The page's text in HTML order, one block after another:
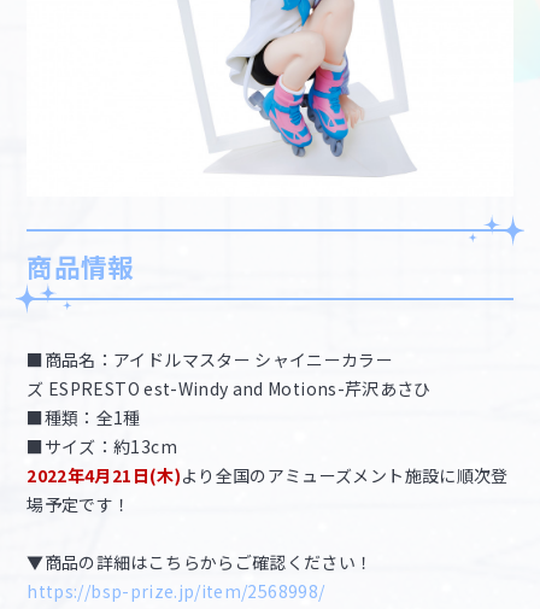
商品情報
■商品名：アイドルマスター シャイニーカラー
ズ ESPRESTO est-Windy and Motions-芹沢あさひ
■種類：全1種
■サイズ：約13cm
2022年4月21日(木)より全国のアミューズメント施設に順次登
場予定です！
▼商品の詳細はこちらからご確認ください！
https://bsp-prize.jp/item/2568998/